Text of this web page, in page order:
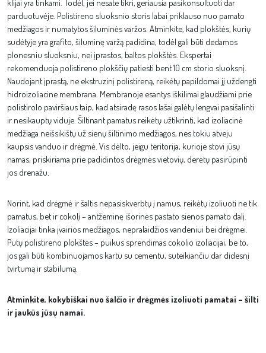
klijai yra tinkami. Todėl, jei nesate tikri, geriausia pasikonsultuoti dar
parduotuvėje. Polistireno sluoksnio storis labai priklauso nuo pamato
medžiagos ir numatytos šiluminės varžos. Atminkite, kad plokštės, kurių
sudėtyje yra grafito, šiluminę varžą padidina, todėl gali būti dedamos
plonesniu sluoksniu, nei įprastos, baltos plokštės. Ekspertai
rekomenduoja polistireno plokščių patiesti bent 10 cm storio sluoksnį.
Naudojant įprastą, ne ekstruzinį polistireną, reikėtų papildomai jį uždengti
hidroizoliacine membrana. Membranoje esantys iškilimai glaudžiami prie
polistirolo paviršiaus taip, kad atsiradę rasos lašai galėtų lengvai pasišalinti
ir nesikauptų viduje. Šiltinant pamatus reikėtų užtikrinti, kad izoliacinė
medžiaga neišsikištų už sienų šiltinimo medžiagos, nes tokiu atveju
kaupsis vanduo ir drėgmė. Vis dėlto, jeigu teritorija, kurioje stovi jūsų
namas, priskiriama prie padidintos drėgmės vietovių, derėtų pasirūpinti
jos drenažu.
Norint, kad drėgmė ir šaltis nepasiskverbtų į namus, reikėtų izoliuoti ne tik
pamatus, bet ir cokolį – antžeminę išorinės pastato sienos pamato dalį.
Izoliacijai tinka įvairios medžiagos, nepralaidžios vandeniui bei drėgmei.
Putų polistireno plokštės – puikus sprendimas cokolio izoliacijai, be to,
jos gali būti kombinuojamos kartu su cementu, suteikiančiu dar didesnį
tvirtumą ir stabilumą.
Atminkite, kokybiškai nuo šalčio ir drėgmės izoliuoti pamatai – šilti
ir jaukūs jūsų namai.